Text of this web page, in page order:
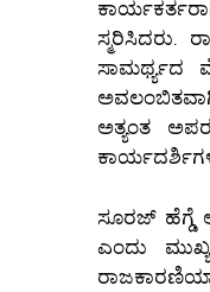
ಸ್ಮರಿಸಿದರು.
ಸಾಮರ್ಥ್ಯದ
ಅತ್ಯಂತ
ಸೂರಜ್ ಹೆಗ್ಡೆ
ಎಂದು